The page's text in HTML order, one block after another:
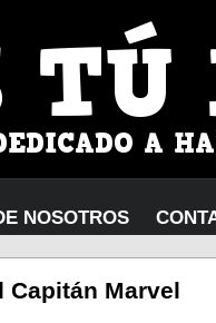
NOSOTROS
Capitán Marvel